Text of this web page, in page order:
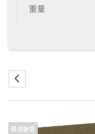
重量
现在缺货